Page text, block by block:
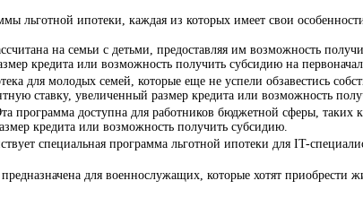
льготной ипотеки, каждая из которых имеет свои
на семьи с детьми, предоставляя им возможность
кредита или возможность получить субсидию на
для молодых семей, которые еще не успели обзавестись
ставку, увеличенный размер кредита или возможность
программа доступна для работников бюджетной сферы, таких
кредита или возможность получить субсидию.
специальная программа льготной ипотеки для IT-
для военнослужащих, которые хотят